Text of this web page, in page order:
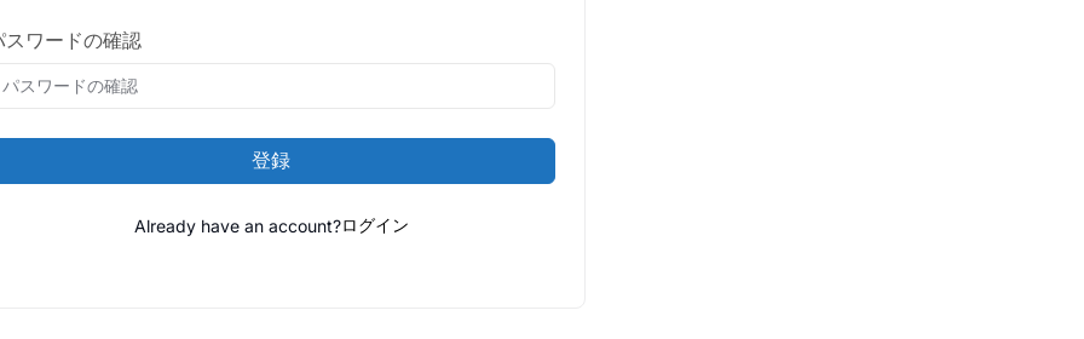
スワードの確認
登録
Already have an account?ログイン